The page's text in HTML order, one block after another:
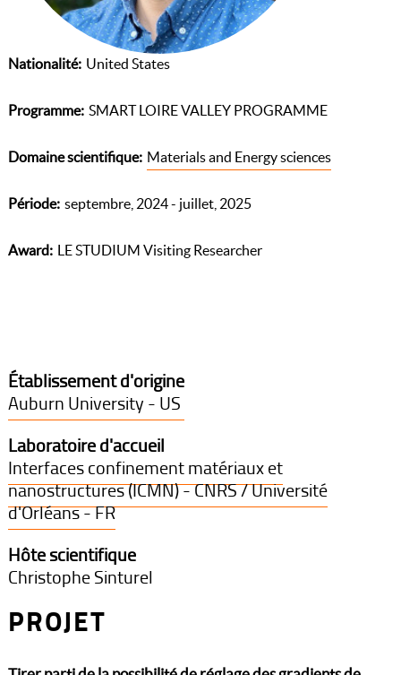
Nationalité United States
Programme SMART LOIRE VALLEY PROGRAMME
Domaine scientifique Materials and Energy sciences
Période septembre, 2024 - juillet, 2025
Award LE STUDIUM Visiting Researcher
Établissement d'origine
Auburn University - US
Laboratoire d'accueil
Interfaces confinement matériaux et
nanostructures (ICMN) - CNRS / Université
d'Orléans - FR
Hôte scientifique
Christophe Sinturel
PROJET